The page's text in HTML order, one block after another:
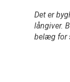
Det er
långiver.
belæg for